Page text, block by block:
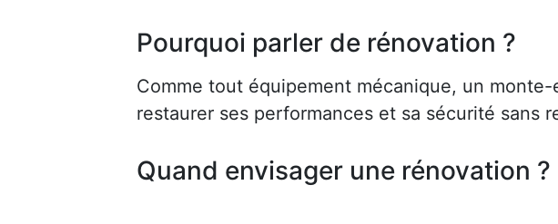
Pourquoi parler de rénovation ?
Comme tout équipement mécanique, un
restaurer ses performances et sa sécurité sans
Quand envisager une rénovation ?